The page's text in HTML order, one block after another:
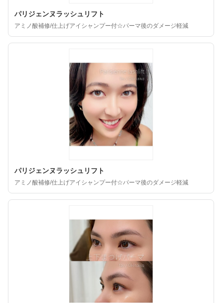
パリジェンヌラッシュリフト
アミノ酸補修/仕上げアイシャンプー付☆パーマ後のダメージ軽減
パリジェンヌラッシュリフト
アミノ酸補修/仕上げアイシャンプー付☆パーマ後のダメージ軽減